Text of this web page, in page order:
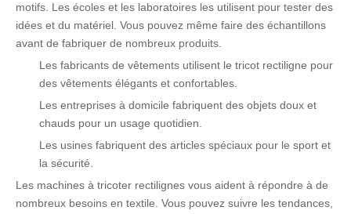
motifs. Les écoles et les laboratoires les utilisent pour tester des
idées et du matériel. Vous pouvez même faire des échantillons
avant de fabriquer de nombreux produits.
Les fabricants de vêtements utilisent le tricot rectiligne pour
des vêtements élégants et confortables.
Les entreprises à domicile fabriquent des objets doux et
chauds pour un usage quotidien.
Les usines fabriquent des articles spéciaux pour le sport et
la sécurité.
Les machines à tricoter rectilignes vous aident à répondre à de
nombreux besoins en textile. Vous pouvez suivre les tendances,